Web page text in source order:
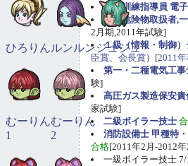
職業訓練指導員 電
甲種危険物取扱者,
2月期,2011年試験]
１級（情報・制御
臣賞、会長賞）[2011
第一・二種電気工事
験]
高圧ガス製造保安
家試験]
二級ボイラー技士
消防設備士 甲種特
合格[2011年2月-2012
一級ボイラー技士 7/
ひろりんルンルンジュジュ
むーりん
1
むーりん
2